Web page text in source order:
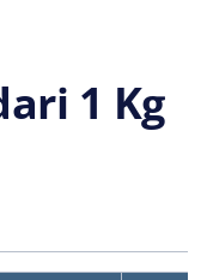
1 Kg